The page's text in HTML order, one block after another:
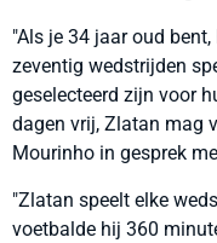
"Als je 34 jaar oud
zeventig wedstrijden
geselecteerd zijn voor
dagen vrij, Zlatan mag
Mourinho in gesprek
"Zlatan speelt elke
voetbalde hij 360